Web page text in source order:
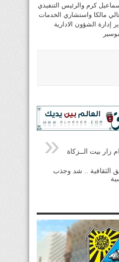
كرم والرئيس التنفيذي
مالكا واستشاري الخدمات
إدارة الشؤون الادارية
زار بيت الــزكاة
الثقافية .. شد وجذب